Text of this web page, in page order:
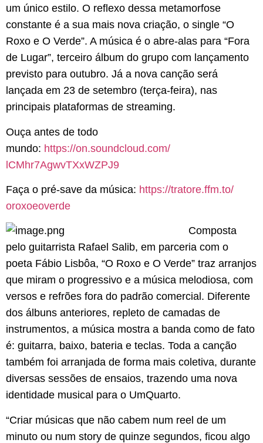
um único estilo. O reflexo dessa metamorfose
constante é a sua mais nova criação, o single “O
Roxo e O Verde”. A música é o abre-alas para “Fora
de Lugar”, terceiro álbum do grupo com lançamento
previsto para outubro. Já a nova canção será
lançada em 23 de setembro (terça-feira), nas
principais plataformas de streaming.
Ouça antes de todo
mundo: https://on.soundcloud.com/
lCMhr7AgwvTXxWZPJ9
Faça o pré-save da música: https://tratore.ffm.to/
oroxoeoverde
Composta
pelo guitarrista Rafael Salib, em parceria com o
poeta Fábio Lisbôa, “O Roxo e O Verde” traz arranjos
que miram o progressivo e a música melodiosa, com
versos e refrões fora do padrão comercial. Diferente
dos álbuns anteriores, repleto de camadas de
instrumentos, a música mostra a banda como de fato
é: guitarra, baixo, bateria e teclas. Toda a canção
também foi arranjada de forma mais coletiva, durante
diversas sessões de ensaios, trazendo uma nova
identidade musical para o UmQuarto.
“Criar músicas que não cabem num reel de um
minuto ou num story de quinze segundos, ficou algo